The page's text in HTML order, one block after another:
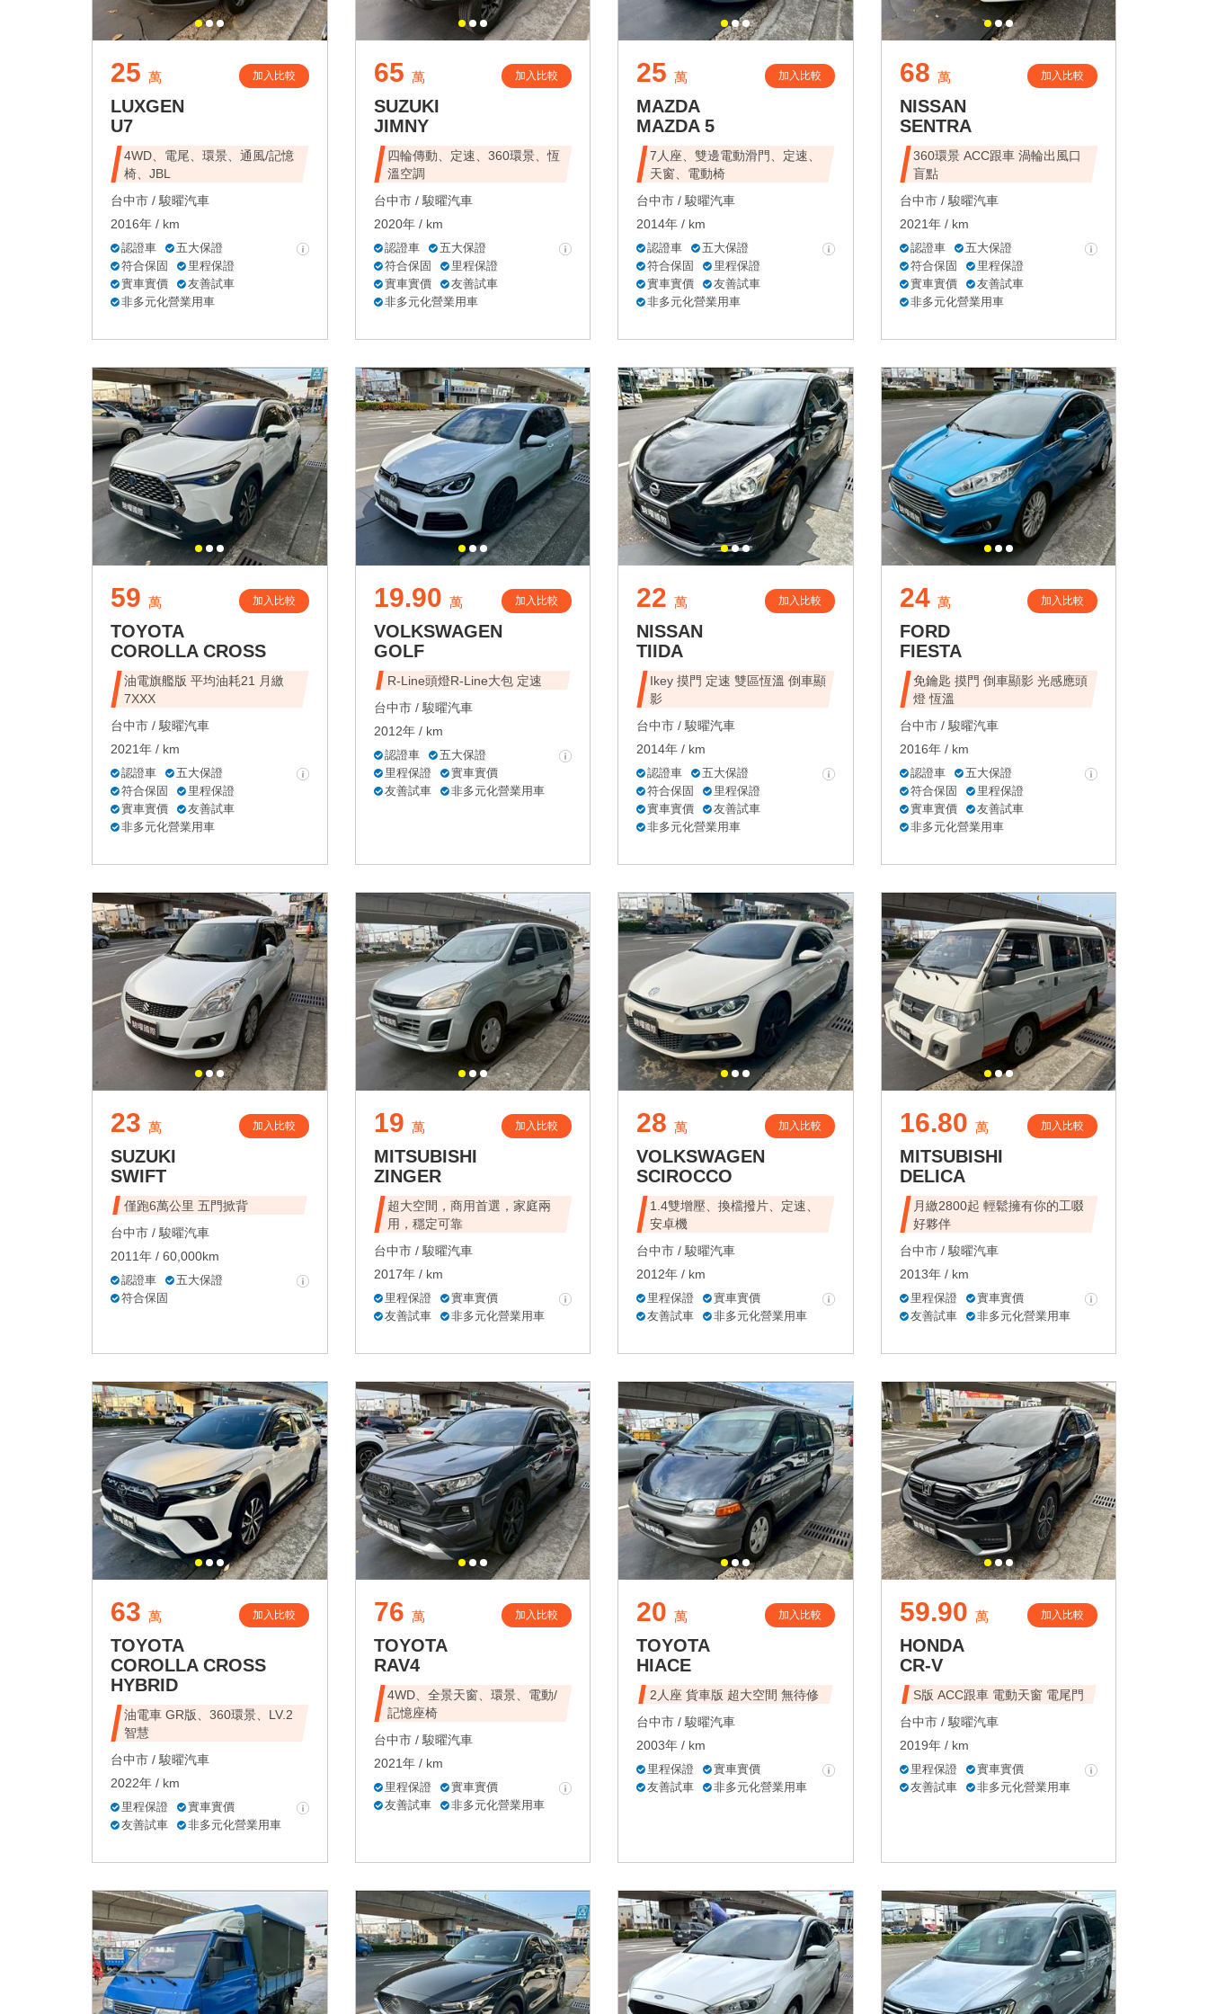
25 萬 加入比較
LUXGEN
U7
4WD、電尾、環景、通風/記憶
椅、JBL
台中市 / 駿曜汽車
2016年 / km
認證車
五大保證
符合保固
里程保證
實車實價
友善試車
非多元化營業用車
65 萬 加入比較
SUZUKI
JIMNY
四輪傳動、定速、360環景、恆
溫空調
台中市 / 駿曜汽車
2020年 / km
認證車
五大保證
符合保固
里程保證
實車實價
友善試車
非多元化營業用車
25 萬 加入比較
MAZDA
MAZDA 5
7人座、雙邊電動滑門、定速、
天窗、電動椅
台中市 / 駿曜汽車
2014年 / km
認證車
五大保證
符合保固
里程保證
實車實價
友善試車
非多元化營業用車
68 萬 加入比較
NISSAN
SENTRA
360環景 ACC跟車 渦輪出風口
盲點
台中市 / 駿曜汽車
2021年 / km
認證車
五大保證
符合保固
里程保證
實車實價
友善試車
非多元化營業用車
59 萬 加入比較
TOYOTA
COROLLA CROSS
油電旗艦版 平均油耗21 月繳
7XXX
台中市 / 駿曜汽車
2021年 / km
認證車
五大保證
符合保固
里程保證
實車實價
友善試車
非多元化營業用車
19.90 萬 加入比較
VOLKSWAGEN
GOLF
R-Line頭燈R-Line大包 定速
台中市 / 駿曜汽車
2012年 / km
認證車
五大保證
里程保證
實車實價
友善試車
非多元化營業用車
22 萬 加入比較
NISSAN
TIIDA
Ikey 摸門 定速 雙區恆溫 倒車顯
影
台中市 / 駿曜汽車
2014年 / km
認證車
五大保證
符合保固
里程保證
實車實價
友善試車
非多元化營業用車
24 萬 加入比較
FORD
FIESTA
免鑰匙 摸門 倒車顯影 光感應頭
燈 恆溫
台中市 / 駿曜汽車
2016年 / km
認證車
五大保證
符合保固
里程保證
實車實價
友善試車
非多元化營業用車
23 萬 加入比較
SUZUKI
SWIFT
僅跑6萬公里 五門掀背
台中市 / 駿曜汽車
2011年 / 60,000km
認證車
五大保證
符合保固
19 萬 加入比較
MITSUBISHI
ZINGER
超大空間，商用首選，家庭兩
用，穩定可靠
台中市 / 駿曜汽車
2017年 / km
里程保證
實車實價
友善試車
非多元化營業用車
28 萬 加入比較
VOLKSWAGEN
SCIROCCO
1.4雙增壓、換檔撥片、定速、
安卓機
台中市 / 駿曜汽車
2012年 / km
里程保證
實車實價
友善試車
非多元化營業用車
16.80 萬 加入比較
MITSUBISHI
DELICA
月繳2800起 輕鬆擁有你的工啜
好夥伴
台中市 / 駿曜汽車
2013年 / km
里程保證
實車實價
友善試車
非多元化營業用車
63 萬 加入比較
TOYOTA
COROLLA CROSS
HYBRID
油電車 GR版、360環景、LV.2
智慧
台中市 / 駿曜汽車
2022年 / km
里程保證
實車實價
友善試車
非多元化營業用車
76 萬 加入比較
TOYOTA
RAV4
4WD、全景天窗、環景、電動/
記憶座椅
台中市 / 駿曜汽車
2021年 / km
里程保證
實車實價
友善試車
非多元化營業用車
20 萬 加入比較
TOYOTA
HIACE
2人座 貨車版 超大空間 無待修
台中市 / 駿曜汽車
2003年 / km
里程保證
實車實價
友善試車
非多元化營業用車
59.90 萬 加入比較
HONDA
CR-V
S版 ACC跟車 電動天窗 電尾門
台中市 / 駿曜汽車
2019年 / km
里程保證
實車實價
友善試車
非多元化營業用車